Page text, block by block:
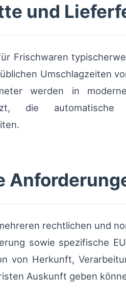
und
Frischwaren
Umschlagzeiten
werden in
die
rechtlichen und
sowie spezifische
von Herkunft,
Auskunft geben